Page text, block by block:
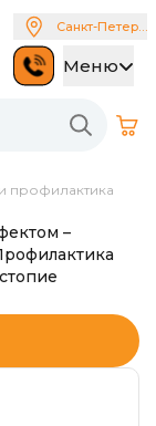
Санкт-
Меню
профилактика
–